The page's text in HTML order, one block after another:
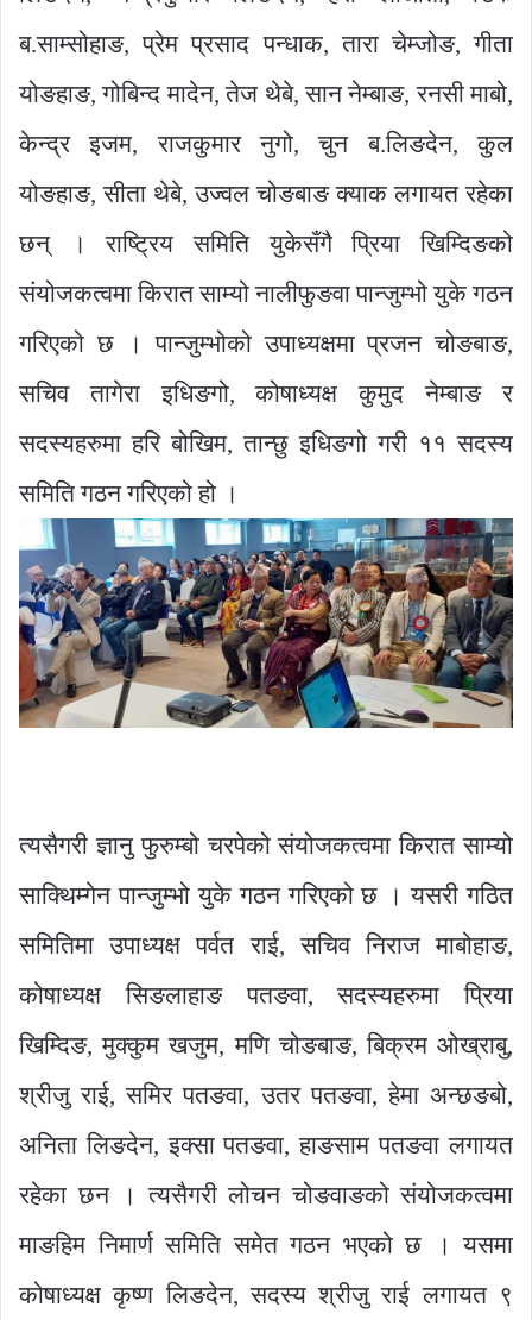
ब.साम्सोहाङ, प्रेम प्रसाद पन्धाक, तारा चेम्जोङ, गीता
योङहाङ, गोबिन्द मादेन, तेज थेबे, सान नेम्बाङ, रनसी माबो,
केन्द्र इजम, राजकुमार नुगो, चुन ब.लिङदेन, कुल
योङहाङ, सीता थेबे, उज्वल चोङबाङ क्याक लगायत रहेका
छन् । राष्ट्रिय समिति युकेसँगै प्रिया खिम्दिङको
संयोजकत्वमा किरात साम्यो नालीफुङवा पान्जुम्भो युके गठन
गरिएको छ । पान्जुम्भोको उपाध्यक्षमा प्रजन चोङबाङ,
सचिव तागेरा इधिङगो, कोषाध्यक्ष कुमुद नेम्बाङ र
सदस्यहरुमा हरि बोखिम, तान्छु इधिङगो गरी ११ सदस्य
समिति गठन गरिएको हो ।
त्यसैगरी ज्ञानु फुरुम्बो चरपेको संयोजकत्वमा किरात साम्यो
साक्थिम्गेन पान्जुम्भो युके गठन गरिएको छ । यसरी गठित
समितिमा उपाध्यक्ष पर्वत राई, सचिव निराज माबोहाङ,
कोषाध्यक्ष सिङलाहाङ पतङवा, सदस्यहरुमा प्रिया
खिम्दिङ, मुक्कुम खजुम, मणि चोङबाङ, बिक्रम ओख्राबु,
श्रीजु राई, समिर पतङवा, उतर पतङवा, हेमा अन्छङबो,
अनिता लिङदेन, इक्सा पतङवा, हाङसाम पतङवा लगायत
रहेका छन । त्यसैगरी लोचन चोङवाङको संयोजकत्वमा
माङहिम निमार्ण समिति समेत गठन भएको छ । यसमा
कोषाध्यक्ष कृष्ण लिङदेन, सदस्य श्रीजु राई लगायत ९